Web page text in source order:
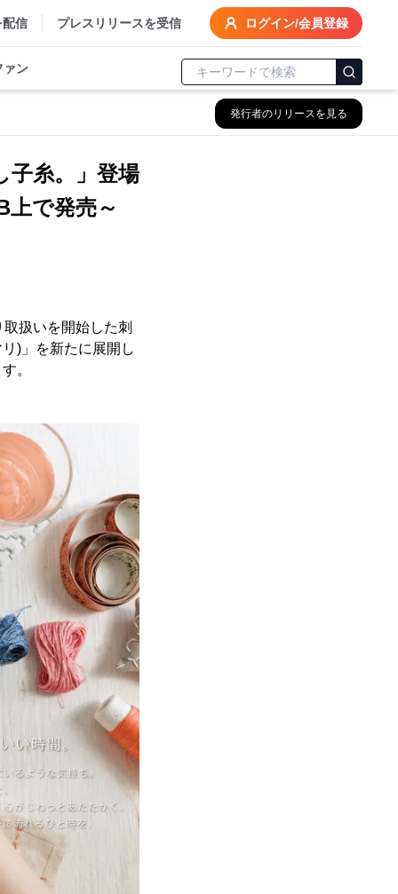
配信 プレスリリースを受信 ログイン/会員登録
ァン
発行者のリリースを見る
子糸。」登場
で発売～
扱いを開始した刺
)」を新たに展開し
。